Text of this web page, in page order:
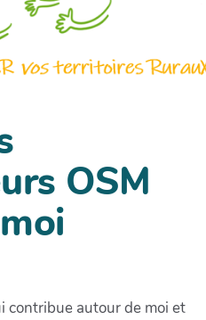
OSM
contribue autour de moi et